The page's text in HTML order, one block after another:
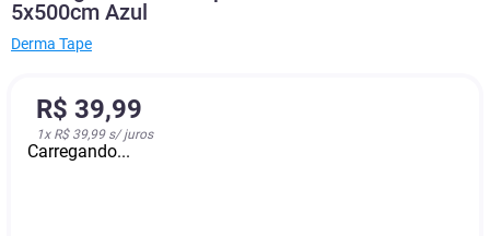
5x500cm Azul
Derma Tape
R$ 39,99
1x R$ 39,99s/ juros
Carregando...